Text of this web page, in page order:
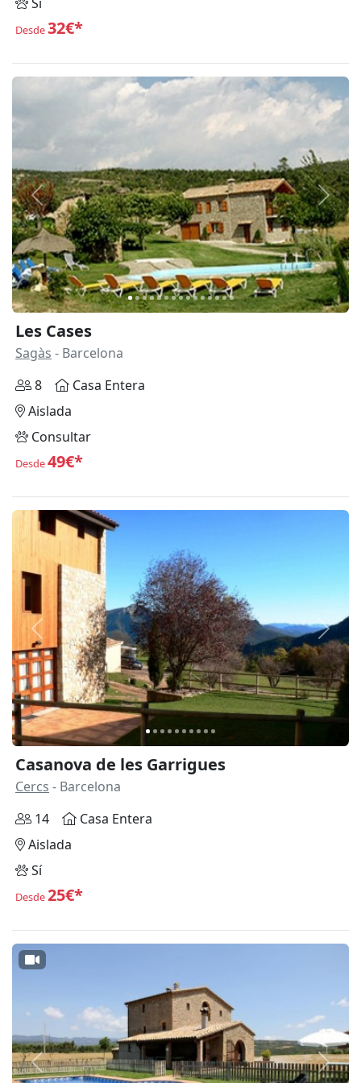
Desde32€*
Anterior
Les Cases
Sagàs - Barcelona
8
Casa Entera
Aislada
Consultar
Desde49€*
Anterior
Casanova de les Garrigues
Cercs - Barcelona
14
Casa Entera
Aislada
Sí
Desde25€*
Anterior